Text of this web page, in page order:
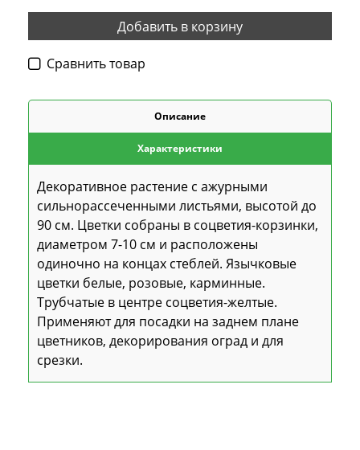
Добавить в корзину
Cравнить товар
Описание
Характеристики
Декоративное растение с ажурными
сильнорассеченными листьями, высотой до
90 см. Цветки собраны в соцветия-корзинки,
диаметром 7-10 см и расположены
одиночно на концах стеблей. Язычковые
цветки белые, розовые, карминные.
Трубчатые в центре соцветия-желтые.
Применяют для посадки на заднем плане
цветников, декорирования оград и для
срезки.